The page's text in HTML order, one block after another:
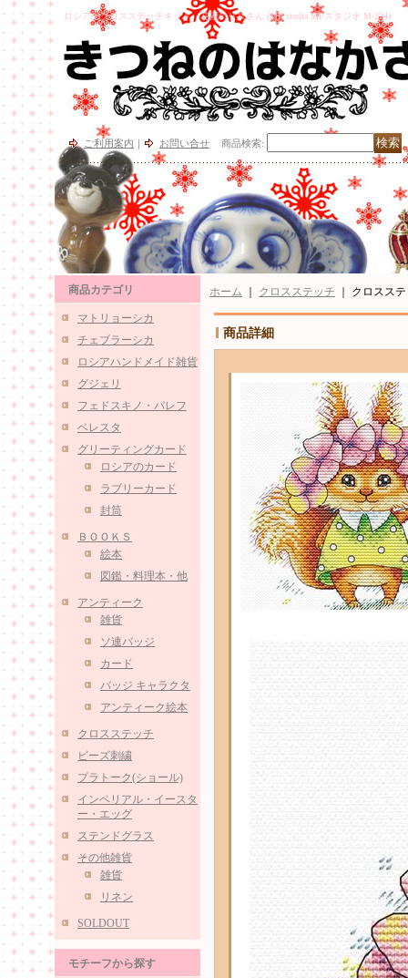
ロシアのクロスステッチキット、花冠のリスさん (MP studia MPスタジオ M-224)
ご利用案内 ｜ お問い合せ 商品検索:
商品カテゴリ
マトリョーシカ
チェブラーシカ
ロシアハンドメイド雑貨
グジェリ
フェドスキノ・パレフ
ベレスタ
グリーティングカード
ロシアのカード
ラブリーカード
封筒
ＢＯＯＫＳ
絵本
図鑑・料理本・他
アンティーク
雑貨
ソ連バッジ
カード
バッジ キャラクタ
アンティーク絵本
クロスステッチ
ビーズ刺繍
プラトーク(ショール)
インペリアル・イースタ
ー・エッグ
ステンドグラス
その他雑貨
雑貨
リネン
SOLDOUT
モチーフから探す
ホーム クロスステッチ クロスス
商品詳細